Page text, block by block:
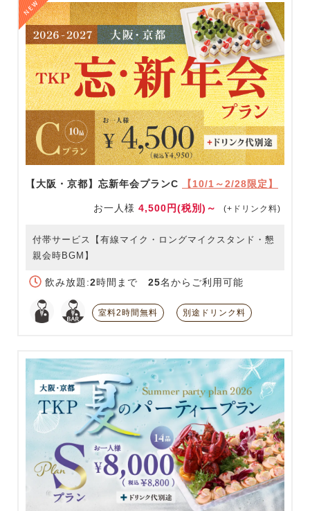
【大阪・京都】忘新年会プランC 【10/1～2/28限定】
お一人様 4,500円(税別)～ (+ドリンク料)
付帯サービス【有線マイク・ロングマイクスタンド・懇
親会時BGM】
飲み放題:2時間まで 25名からご利用可能
室料2時間無料 別途ドリンク料